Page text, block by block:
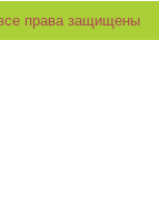
права защищены